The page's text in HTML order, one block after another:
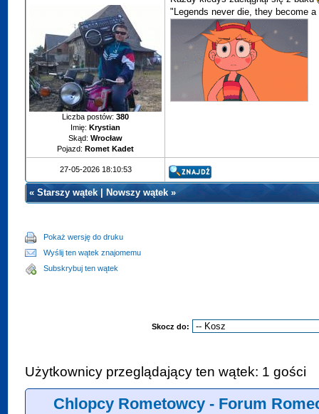
Liczba postów:380
Imię: Krystian
Skąd: Wrocław
Pojazd: Romet Kadet
"Legends never die, they become
27-05-2026 18:10:53
«Starszy wątek Nowszy wątek»
Pokaż wersję do druku
Wyślij ten wątek znajomemu
Subskrybuj ten wątek
Skocz do:
Użytkownicy przeglądający ten wątek: 1 gości
Chlopcy Rometowcy - Forum